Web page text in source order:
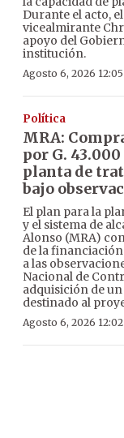
Durante el acto,
vicealmirante
apoyo del
institución.
Agosto 6, 2026 12:05
Política
MRA:
por G.
planta de
bajo
El plan para la
y el sistema de
Alonso (MRA)
de la
a las
Nacional de
adquisición de un
destinado al
Agosto 6, 2026 12:02